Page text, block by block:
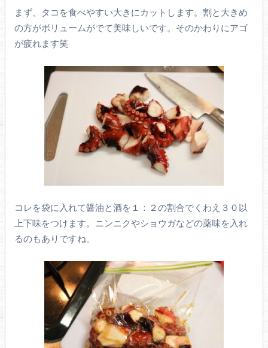
まず、タコを食べやすい大きにカットします。割と大きめ
の方がボリュームがでて美味しいです。そのかわりにアゴ
が疲れます笑
コレを袋に入れて醤油と酒を１：２の割合でくわえ３０以
上下味をつけます。ニンニクやショウガなどの薬味を入れ
るのもありですね。